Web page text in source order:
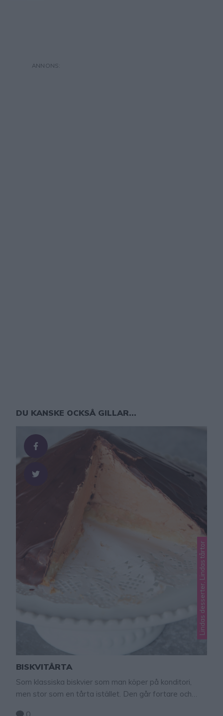
DU KANSKE OCKSÅ GILLAR...
Lindas desserter, Lindas tårtor
BISKVITÅRTA
Som klassiska biskvier som man köper på konditori,
men stor som en tårta istället. Den går fortare och